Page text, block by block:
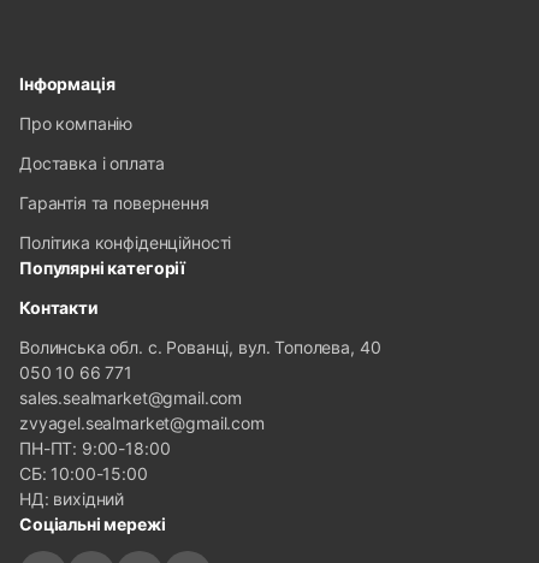
sales.sealmarket@gmail.com
Адреса:
Волинська обл. с. Рованці, вул. Тополева, 40
Графік роботи:
ПН-ПТ: 9:00-18:00
СБ: 10:00-15:00
НД: вихідний
Інформація
Про компанію
Доставка і оплата
Гарантія та повернення
Політика конфіденційності
Популярні категорії
Контакти
Волинська обл. с. Рованці, вул. Тополева, 40
050 10 66 771
sales.sealmarket@gmail.com
zvyagel.sealmarket@gmail.com
ПН-ПТ: 9:00-18:00
СБ: 10:00-15:00
НД: вихідний
Соціальні мережі